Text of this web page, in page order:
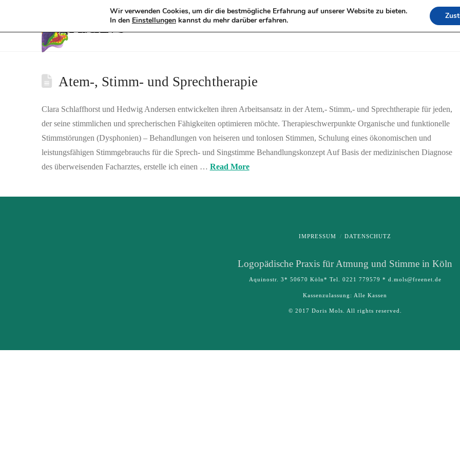
DORIS
Tag Archive
Atem-, Stimm- und Sprechtherapie
Clara Schlaffhorst und Hedwig Andersen entwickelten ihren Arbeitsansatz in der Atem,- Stimm,- und Sprechtherapie für jeden,
der seine stimmlichen und sprecherischen Fähigkeiten optimieren möchte. Therapieschwerpunkte Organische und funktionelle
Stimmstörungen (Dysphonien) – Behandlungen von heiseren und tonlosen Stimmen, Schulung eines ökonomischen und
leistungsfähigen Stimmgebrauchs für die Sprech- und Singstimme Behandlungskonzept Auf Basis der medizinischen Diagnose
des überweisenden Facharztes, erstelle ich einen … Read More
IMPRESSUM DATENSCHUTZ
Logo­pädische Praxis für Atmung und Stimme in Köln
Aquinostr. 3* 50670 Köln* Tel. 0221 779579 * d.mols@freenet.de
Kassenzulassung: Alle Kassen
© 2017 Doris Mols. All rights reserved.
Wir verwenden Cookies, um dir die bestmögliche Erfahrung auf unserer Website zu bieten.
In den Einstellungenkannst du mehr darüber erfahren.